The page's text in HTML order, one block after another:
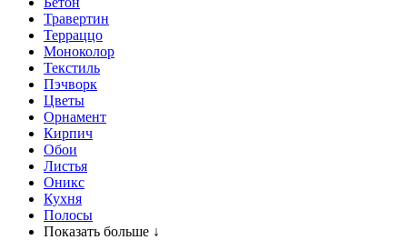
Травертин
Терраццо
Моноколор
Текстиль
Пэчворк
Цветы
Орнамент
Кирпич
Обои
Листья
Оникс
Кухня
Полосы
Показать больше ↓